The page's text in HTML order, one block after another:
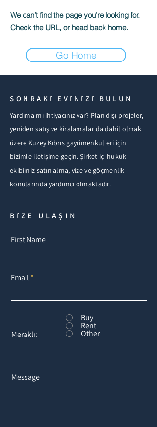
We can’t find the page you’re looking for.
Check the URL, or head back home.
Go Home
SONRAKİ EVİNİZİ BULUN
Yardıma mı ihtiyacınız var? Plan dışı projeler,
yeniden satış ve kiralamalar da dahil olmak
üzere Kuzey Kıbrıs gayrimenkulleri için
bizimle iletişime geçin. Şirket içi hukuk
ekibimiz satın alma, vize ve göçmenlik
konularında yardımcı olmaktadır.
BİZE ULAŞIN
First Name
Email
Meraklı:
Buy
Rent
Other
Message